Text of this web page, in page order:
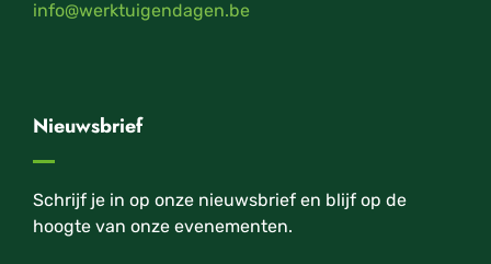
info@werktuigendagen.be
Nieuwsbrief
Schrijf je in op onze nieuwsbrief en blijf op de
hoogte van onze evenementen.